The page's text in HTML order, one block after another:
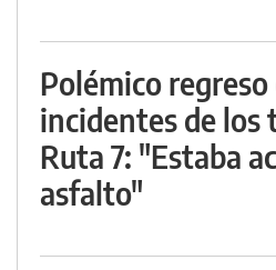
Polémico regreso
incidentes de los
Ruta 7: "Estaba
asfalto"